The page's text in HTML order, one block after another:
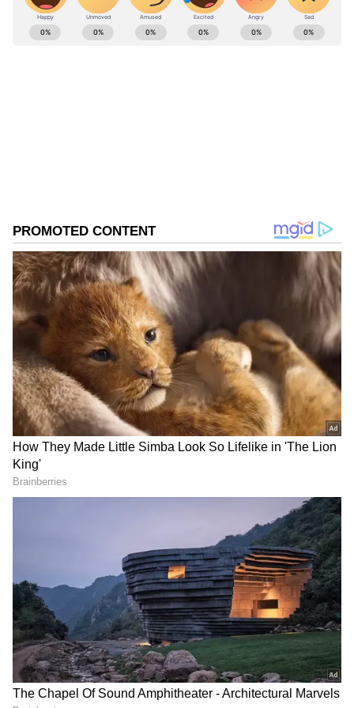
தென்னாப்பிரிக்கா..! சதத்தை நோக்கி
டிராவிஸ் ஹெட் ஆட்டம்
சிட்னி சிக்ஸர்ஸ் அணி:
ஜோஷ் ஃபிலிப் (விக்கெட் கீப்பர்), குர்டிஸ்
ABOUT THE AUTHOR
DOWNLOAD APP